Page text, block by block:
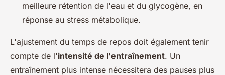
meilleure rétention de l'eau et du glycogène, en
réponse au stress métabolique.
L'ajustement du temps de repos doit également tenir
compte de l'intensité de l'entraînement. Un
entraînement plus intense nécessitera des pauses plus